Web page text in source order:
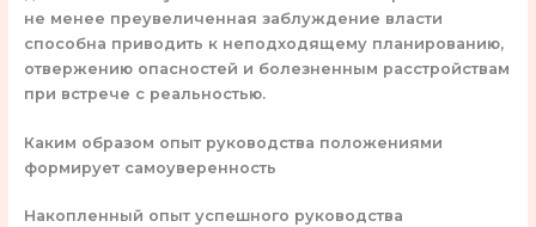
не менее преувеличенная заблуждение власти
способна приводить к неподходящему планированию,
отвержению опасностей и болезненным расстройствам
при встрече с реальностью.
Каким образом опыт руководства положениями
формирует самоуверенность
Накопленный опыт успешного руководства